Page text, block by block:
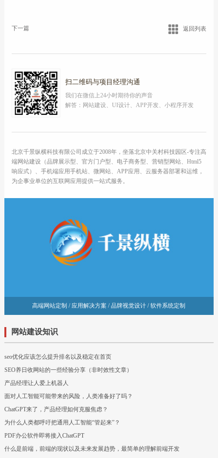
下一篇 返回列表
扫二维码与项目经理沟通
我们在微信上24小时期待你的声音
解答：网站建设、UI设计、APP开发、小程序开发
北京千景纵横科技有限公司成立于2008年，坐落北京中关村科技园区-专注高
端网站建设（品牌展示型、官方门户型、电子商务型、营销型网站、Html5
响应式）、手机端应用手机站、微网站、APP应用、云服务器部署和运维，
为企事业单位的互联网应用提供一站式服务。
高端网站定制 / 应用解决方案 / 品牌视觉设计 / 软件系统定制
网站建设知识
seo优化应该怎么提升排名以及稳定在首页
SEO养日收网站的一些经验分享（非时效性文章）
产品经理让人爱上机器人
面对人工智能可能带来的风险，人类准备好了吗？
ChatGPT来了，产品经理如何克服焦虑？
为什么人类都呼吁把通用人工智能“管起来”？
PDF办公软件即将接入ChatGPT
什么是前端，前端的现状以及未来发展趋势，最简单的理解前端开发